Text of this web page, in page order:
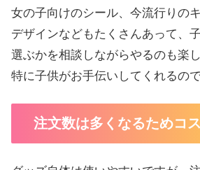
女の子向けのシール、今流行りの
デザインなどもたくさんあって、
選ぶかを相談しながらやるのも楽
特に子供がお手伝いしてくれるの
注文数は多くなるためコ